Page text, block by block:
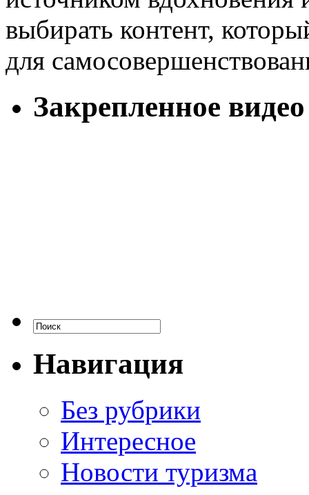
выбирать контент,
для
Закрепленное видео
Навигация
Без рубрики
Интересное
Новости туризма